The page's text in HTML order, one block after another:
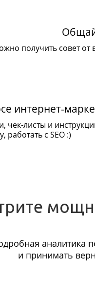
получить совет
интернет-
чек-листы и
работать с SEO :)
аналитика
и принимать